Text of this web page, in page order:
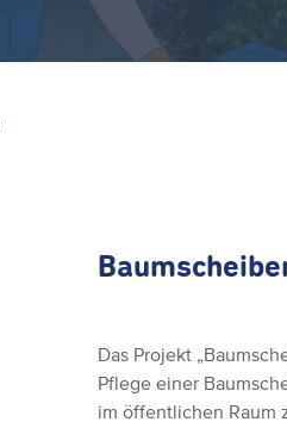
Das Projekt
Pflege einer
im öffentlichen Raum